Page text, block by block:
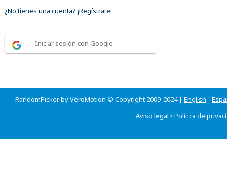
¿No tienes una cuenta? ¡Regístrate!
Iniciar sesión con Google
RandomPicker by VeroMotion © Copyright 2009-2024 | English -
Aviso legal /Política de